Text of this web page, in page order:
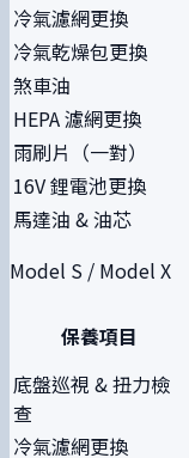
冷氣濾網更換
冷氣乾燥包更換
煞車油
HEPA 濾網更換
雨刷片（一對）
16V 鋰電池更換
馬達油 & 油芯
Model S / Model X
保養項目
底盤巡視 & 扭力檢
查
冷氣濾網更換